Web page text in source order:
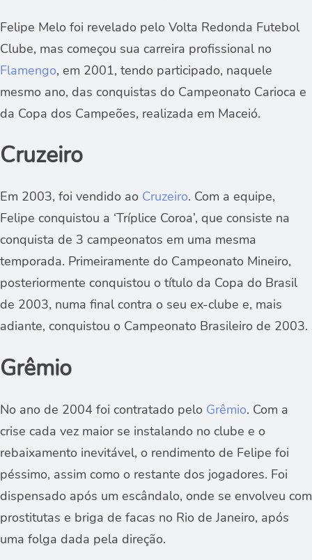
Felipe Melo foi revelado pelo Volta Redonda Futebol
Clube, mas começou sua carreira profissional no
Flamengo, em 2001, tendo participado, naquele
mesmo ano, das conquistas do Campeonato Carioca e
da Copa dos Campeões, realizada em Maceió.
Cruzeiro
Em 2003, foi vendido ao Cruzeiro. Com a equipe,
Felipe conquistou a ‘Tríplice Coroa’, que consiste na
conquista de 3 campeonatos em uma mesma
temporada. Primeiramente do Campeonato Mineiro,
posteriormente conquistou o título da Copa do Brasil
de 2003, numa final contra o seu ex-clube e, mais
adiante, conquistou o Campeonato Brasileiro de 2003.
Grêmio
No ano de 2004 foi contratado pelo Grêmio. Com a
crise cada vez maior se instalando no clube e o
rebaixamento inevitável, o rendimento de Felipe foi
péssimo, assim como o restante dos jogadores. Foi
dispensado após um escândalo, onde se envolveu com
prostitutas e briga de facas no Rio de Janeiro, após
uma folga dada pela direção.